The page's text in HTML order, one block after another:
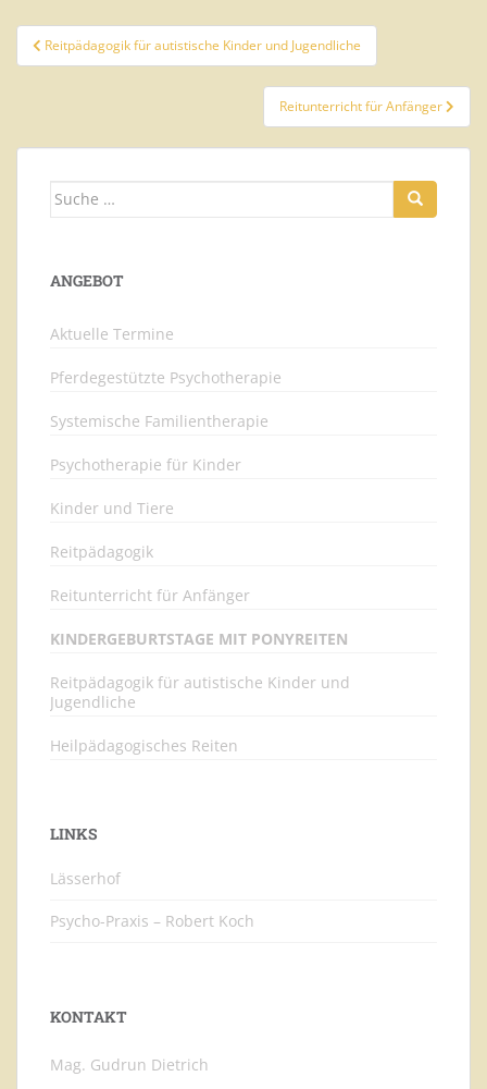
Beitragsnavigation
Reitpädagogik für autistische Kinder und Jugendliche
Reitunterricht für Anfänger
Suche
ANGEBOT
Aktuelle Termine
Pferdegestützte Psychotherapie
Systemische Familientherapie
Psychotherapie für Kinder
Kinder und Tiere
Reitpädagogik
Reitunterricht für Anfänger
KINDERGEBURTSTAGE MIT PONYREITEN
Reitpädagogik für autistische Kinder und
Jugendliche
Heilpädagogisches Reiten
LINKS
Lässerhof
Psycho-Praxis – Robert Koch
KONTAKT
Mag. Gudrun Dietrich